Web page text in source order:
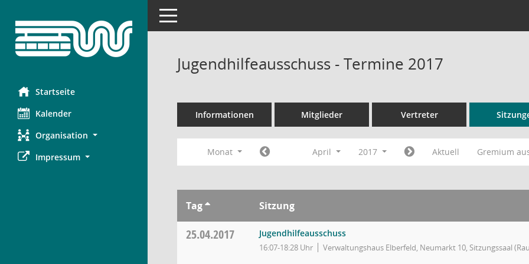
Startseite
Kalender
Organisation
Impressum
Toggle navigation
Jugendhilfeausschuss - Termine 2017
Informationen Mitglieder Vertreter
Monat April 2017 Aktuell Gremium
Tag Sitzung
25.04.2017 Jugendhilfeausschuss
16:07-18:28 Uhr Verwaltungshaus Elberfeld, Neumarkt 10, Sitzungssaal